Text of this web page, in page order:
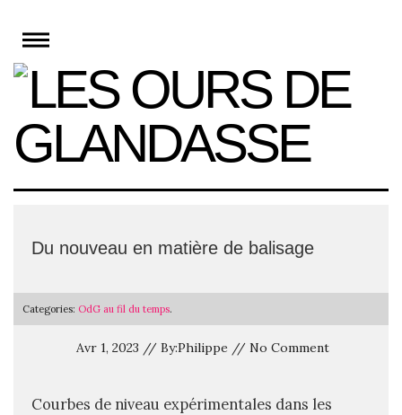
content
Du nouveau en matière de balisage
Categories: OdG au fil du temps.
Avr 1, 2023 // By:Philippe // No Comment
Courbes de niveau expérimentales dans les